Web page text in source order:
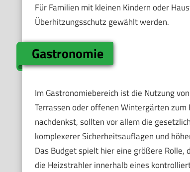
Für Familien mit kleinen Kindern oder
Überhitzungsschutz gewählt werden.
Gastronomie
Im Gastronomiebereich ist die Nutzung
Terrassen oder offenen Wintergärten
nachdenkst, sollten vor allem die
komplexerer Sicherheitsauflagen und
Das Budget spielt hier eine größere
die Heizstrahler innerhalb eines